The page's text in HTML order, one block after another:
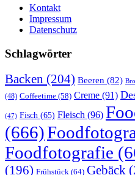
Kontakt
Impressum
Datenschutz
Schlagwörter
Backen (204) Beeren (82)
(48) Coffeetime (58) Creme (91)
(47) Fisch (65) Fleisch (96)
(666)
Foodfotografie
(196) Frühstück (64) Gebäck